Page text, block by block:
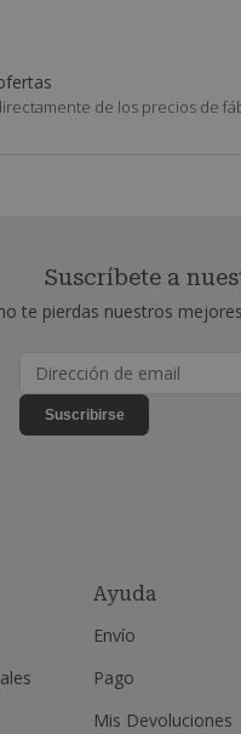
de los precios de
Suscríbete a
te pierdas nuestros
Suscribirse
Ayuda
Envío
Pago
Mis Devoluciones